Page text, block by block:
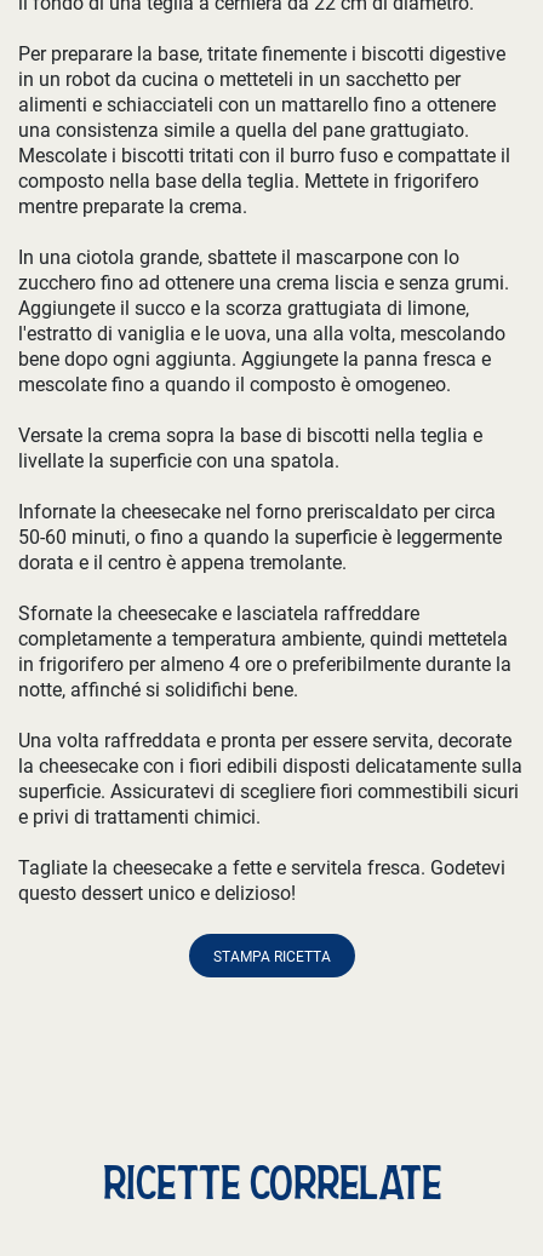
Per preparare la base, tritate finemente i biscotti digestive
in un robot da cucina o metteteli in un sacchetto per
alimenti e schiacciateli con un mattarello fino a ottenere
una consistenza simile a quella del pane grattugiato.
Mescolate i biscotti tritati con il burro fuso e compattate il
composto nella base della teglia. Mettete in frigorifero
mentre preparate la crema.
In una ciotola grande, sbattete il mascarpone con lo
zucchero fino ad ottenere una crema liscia e senza grumi.
Aggiungete il succo e la scorza grattugiata di limone,
l'estratto di vaniglia e le uova, una alla volta, mescolando
bene dopo ogni aggiunta. Aggiungete la panna fresca e
mescolate fino a quando il composto è omogeneo.
Versate la crema sopra la base di biscotti nella teglia e
livellate la superficie con una spatola.
Infornate la cheesecake nel forno preriscaldato per circa
50-60 minuti, o fino a quando la superficie è leggermente
dorata e il centro è appena tremolante.
Sfornate la cheesecake e lasciatela raffreddare
completamente a temperatura ambiente, quindi mettetela
in frigorifero per almeno 4 ore o preferibilmente durante la
notte, affinché si solidifichi bene.
Una volta raffreddata e pronta per essere servita, decorate
la cheesecake con i fiori edibili disposti delicatamente sulla
superficie. Assicuratevi di scegliere fiori commestibili sicuri
e privi di trattamenti chimici.
Tagliate la cheesecake a fette e servitela fresca. Godetevi
questo dessert unico e delizioso!
STAMPA RICETTA
RICETTE CORRELATE